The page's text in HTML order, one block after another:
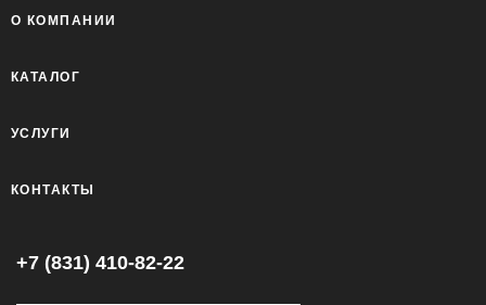
О КОМПАНИИ
КАТАЛОГ
УСЛУГИ
КОНТАКТЫ
+7 (831) 410-82-22